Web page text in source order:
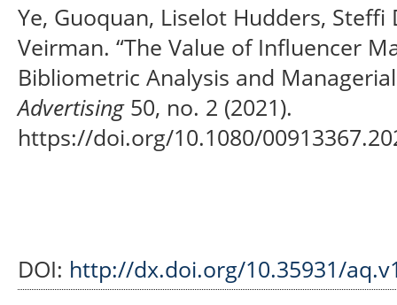
Ye, Guoquan, Liselot Hudders, Steffi
Veirman. “The Value of Influencer
Bibliometric Analysis and
Advertising50, no. 2 (2021).
https://doi.org/10.1080/
DOI: http://dx.doi.org/10.35931/